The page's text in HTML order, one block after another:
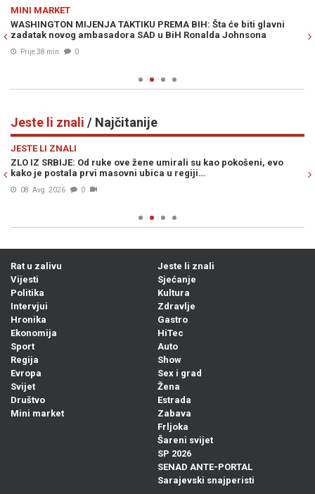
MINI MARKET
WASHINGTON MIJENJA TAKTIKU PREMA BIH: Šta će biti glavni
zadatak novog ambasadora SAD u BiH Ronalda Johnsona
Prije 38 min 0
Jeste li znali / Najčitanije
JESTE LI ZNALI
ZLO IZ SRBIJE: Od ruke ove žene umirali su kao pokošeni, evo
kako je postala prvi masovni ubica u regiji…
08. Avg. 2026 0
Rat u zalivu
Vijesti
Politika
Intervjui
Hronika
Ekonomija
Sport
Regija
Evropa
Svijet
Društvo
Mini market
Jeste li znali
Sjećanje
Kultura
Zdravlje
Gastro
HiTec
Auto
Show
Sex i grad
Žena
Estrada
Zabava
Frljoka
Šareni svijet
SP 2026
SENAD ANTE-PORTAL
Sarajevski snajperisti